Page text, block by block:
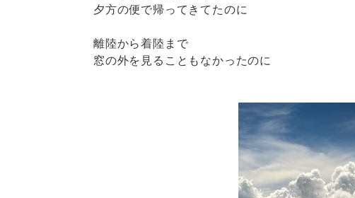
夕方の便で帰ってきてたのに
離陸から着陸まで
窓の外を見ることもなかったのに